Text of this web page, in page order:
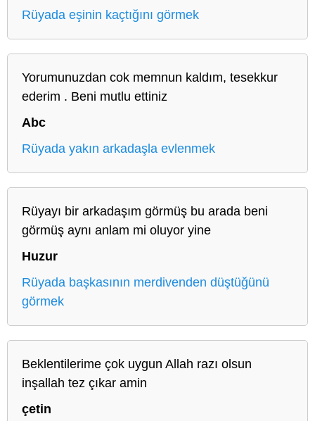
Rüyada eşinin kaçtığını görmek
Yorumunuzdan cok memnun kaldım, tesekkur
ederim . Beni mutlu ettiniz
Abc
Rüyada yakın arkadaşla evlenmek
Rüyayı bir arkadaşım görmüş bu arada beni
görmüş aynı anlam mi oluyor yine
Huzur
Rüyada başkasının merdivenden düştüğünü
görmek
Beklentilerime çok uygun Allah razı olsun
inşallah tez çıkar amin
çetin